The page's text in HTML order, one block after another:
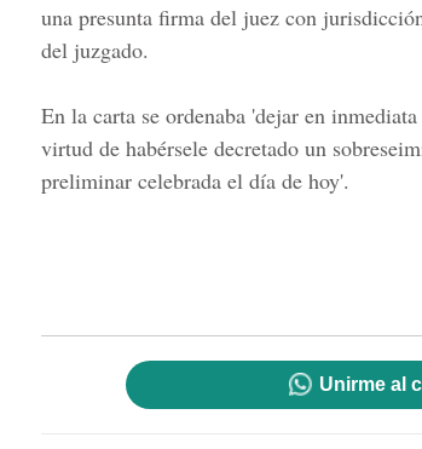
una presunta firma del juez con
del juzgado.
En la carta se ordenaba 'dejar en
virtud de habérsele decretado un
preliminar celebrada el día de hoy'.
Unirme al